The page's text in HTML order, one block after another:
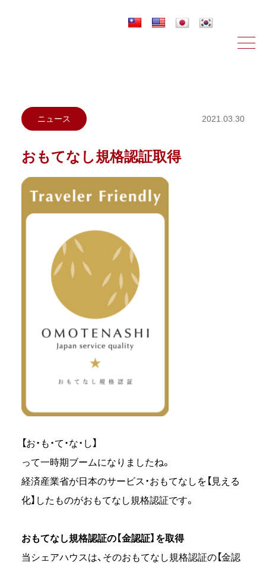
ニュース 2021.03.30
おもてなし規格認証取得
【お・も・て・な・し】
って一時期ブームになりましたね。
経済産業省が日本のサービス・おもてなしを【見える
化】したものがおもてなし規格認証です。
おもてなし規格認証の【金認証】を取得
当シェアハウスは、そのおもてなし規格認証の【金認